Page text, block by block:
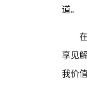
道。
享见
我价